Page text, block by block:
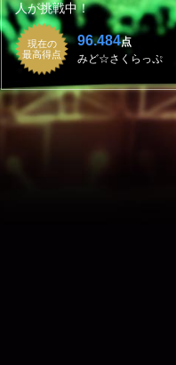
人が挑戦中！
現在の
最高得点
96.484点
みど☆さくらっぷ